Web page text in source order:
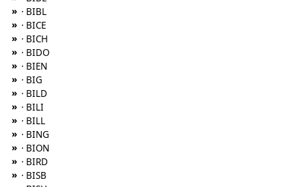
» · BIBL
» · BICE
» · BICH
» · BIDO
» · BIEN
» · BIG
» · BILD
» · BILI
» · BILL
» · BING
» · BION
» · BIRD
» · BISB